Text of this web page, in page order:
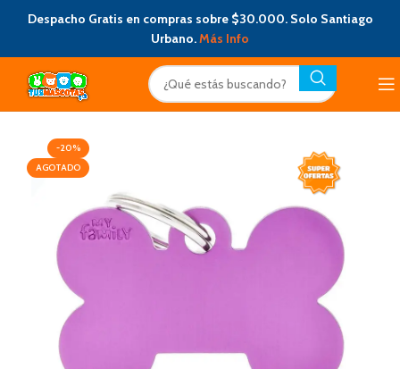
Despacho Gratis en compras sobre $30.000. Solo Santiago
Urbano.Más Info
-20%
AGOTADO